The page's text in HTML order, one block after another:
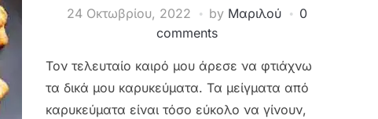
24 Οκτωβρίου, 2022 by Μαριλού
0
comments
Τον τελευταίο καιρό μου άρεσε να φτιάχνω
τα δικά μου καρυκεύματα. Τα μείγματα από
καρυκεύματα είναι τόσο εύκολο να γίνουν,